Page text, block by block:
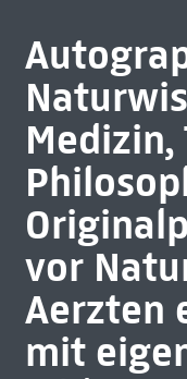
Medizin,
vor
Aerzten
mit